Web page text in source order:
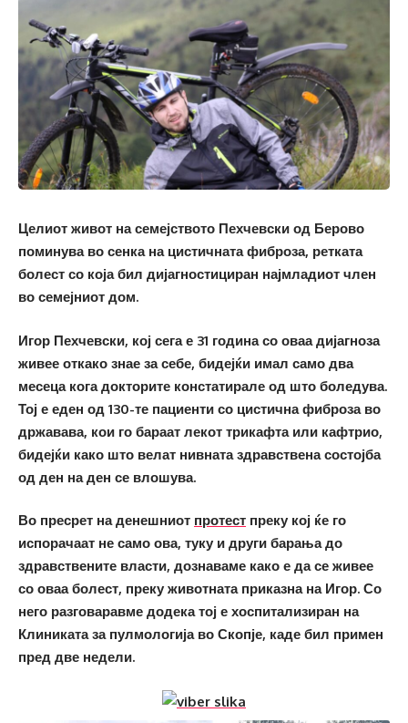
Целиот живот на семејството Пехчевски од Берово
поминува во сенка на цистичната фиброза, ретката
болест со која бил дијагностициран најмладиот член
во семејниот дом.
Игор Пехчевски, кој сега е 31 година со оваа дијагноза
живее откако знае за себе, бидејќи имал само два
месеца кога докторите констатирале од што боледува.
Тој е еден од 130-те пациенти со цистична фиброза во
државава, кои го бараат лекот трикафта или кафтрио,
бидејќи како што велат нивната здравствена состојба
од ден на ден се влошува.
Во пресрет на денешниот протест преку кој ќе го
испорачаат не само ова, туку и други барања до
здравствените власти, дознаваме како е да се живее
со оваа болест, преку животната приказна на Игор. Со
него разговаравме додека тој е хоспитализиран на
Клиниката за пулмологија во Скопје, каде бил примен
пред две недели.